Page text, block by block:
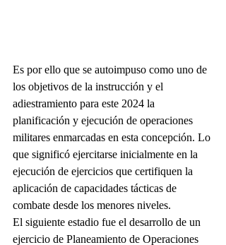
Es por ello que se autoimpuso como uno de
los objetivos de la instrucción y el
adiestramiento para este 2024 la
planificación y ejecución de operaciones
militares enmarcadas en esta concepción. Lo
que significó ejercitarse inicialmente en la
ejecución de ejercicios que certifiquen la
aplicación de capacidades tácticas de
combate desde los menores niveles.
El siguiente estadio fue el desarrollo de un
ejercicio de Planeamiento de Operaciones